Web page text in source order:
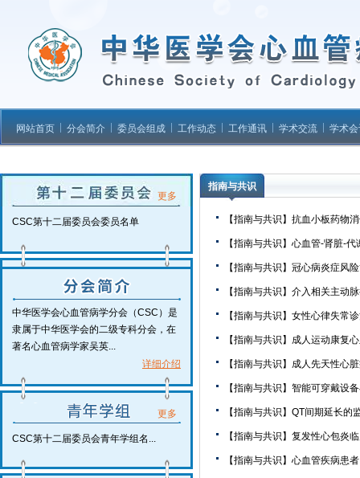
网站首页 分会简介 委员会组成 工作动态 工作通讯 学术交流 学术
更多
CSC第十二届委员会委员名单
中华医学会心血管病学分会（CSC）是
隶属于中华医学会的二级专科分会，在
著名心血管病学家吴英...
详细介绍
更多
CSC第十二届委员会青年学组名...
指南与共识
【指南与共识】抗血小板药物
【指南与共识】心血管-肾脏-
【指南与共识】冠心病炎症风
【指南与共识】介入相关主动
【指南与共识】女性心律失常
【指南与共识】成人运动康复
【指南与共识】成人先天性心
【指南与共识】智能可穿戴设
【指南与共识】QT间期延长的
【指南与共识】复发性心包炎
【指南与共识】心血管疾病患